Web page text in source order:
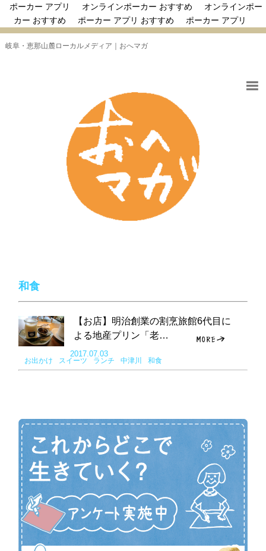
ポーカー アプリ オンラインポーカー おすすめ
オンラインポー
カー おすすめ
ポーカー アプリ おすすめ ポーカー アプリ
岐阜・恵那山麓ローカルメディア｜おへマガ
和食
【お店】明治創業の割烹旅館6代目に
よる地産プリン「老…
2017.07.03
お出かけ スイーツ ランチ 中津川 和食